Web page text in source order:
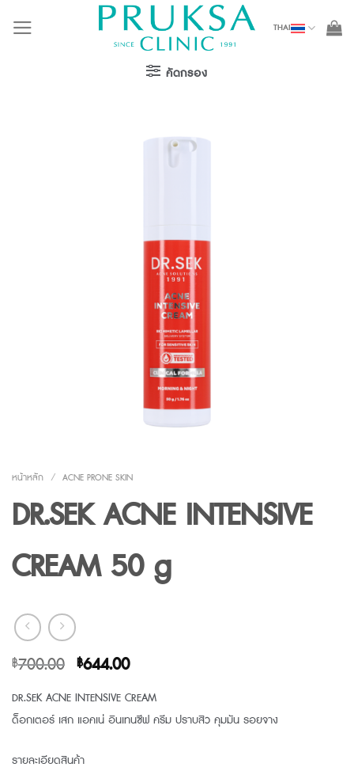
THAI
คัดกรอง
หน้าหลัก / ACNE PRONE SKIN
DR.SEK ACNE INTENSIVE
CREAM 50 g
฿700.00 Original
was:
฿700.00.
฿644.00Current
is:
฿644.00.
DR.SEK ACNE INTENSIVE CREAM
ด็อกเตอร์ เสก แอคเน่ อินเทนซีฟ ครีม ปราบสิว คุมมัน รอยจาง
รายละเอียดสินค้า